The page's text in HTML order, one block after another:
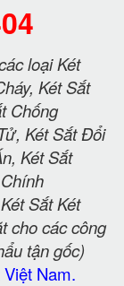
loại Két
Két Sắt
Chống
Két Sắt Đổi
Két Sắt
Sắt Két
cho các công
tận gốc)
Nam.